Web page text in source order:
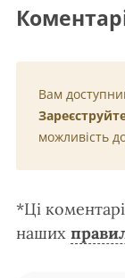
Вам
можливість
*Ці
наших